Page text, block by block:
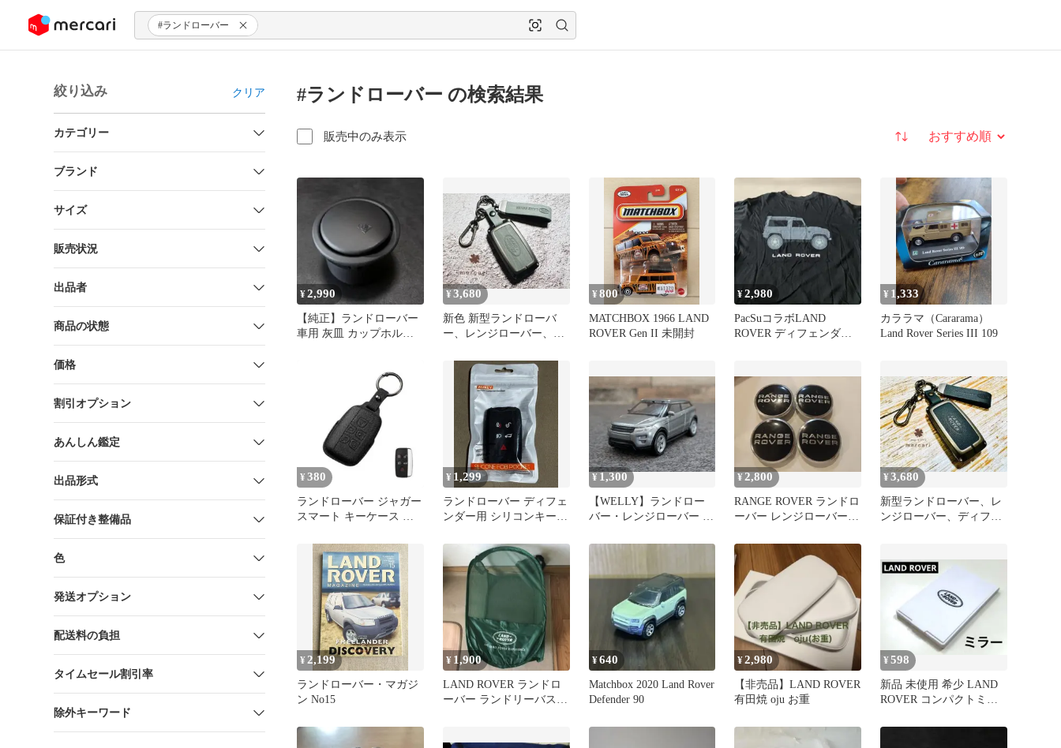
ツにスキップ #ランドローバー
絞り込み クリア
カテゴリー
ブランド
サイズ
販売状況
出品者
商品の状態
価格
割引オプション
あんしん鑑定
出品形式
保証付き整備品
色
発送オプション
配送料の負担
タイムセール割引率
除外キーワード
#ランドローバー の検索結果
販売中のみ表示 並び替え
¥2,990
【純正】ランドローバー
車用 灰皿 カップホルダ
¥3,680
新色 新型ランドローバ
ー、レンジローバー、デ
ース取付簡単
¥800
MATCHBOX 1966 LAND
ROVER Gen II 未開封
¥2,980
PacSuコラボLAND
ROVER ディフェンダー
¥ 1,333
カララマ（Cararama）
Land Rover Series III 109
¥ 380
ランドローバー ジャガー
スマート キーケース 革
¥ 1,299
ランドローバー ディフェ
ンダー用 シリコンキーカ
¥ 1,300
【WELLY】ランドロー
バー・レンジローバー イ
¥ 2,800
RANGE ROVER ランドロ
ーバー レンジローバー
¥3,680
新型ランドローバー、レ
ンジローバー、ディフェ
¥ 2,199
ランドローバー・マガジ
ン No15
¥ 1,900
LAND ROVER ランドロ
ーバー ランドリーバスケ
¥640
Matchbox 2020 Land Rover
Defender 90
¥2,980
【非売品】LAND ROVER
有田焼 oju お重
¥598
新品 未使用 希少 LAND
ROVER コンパクトミラ